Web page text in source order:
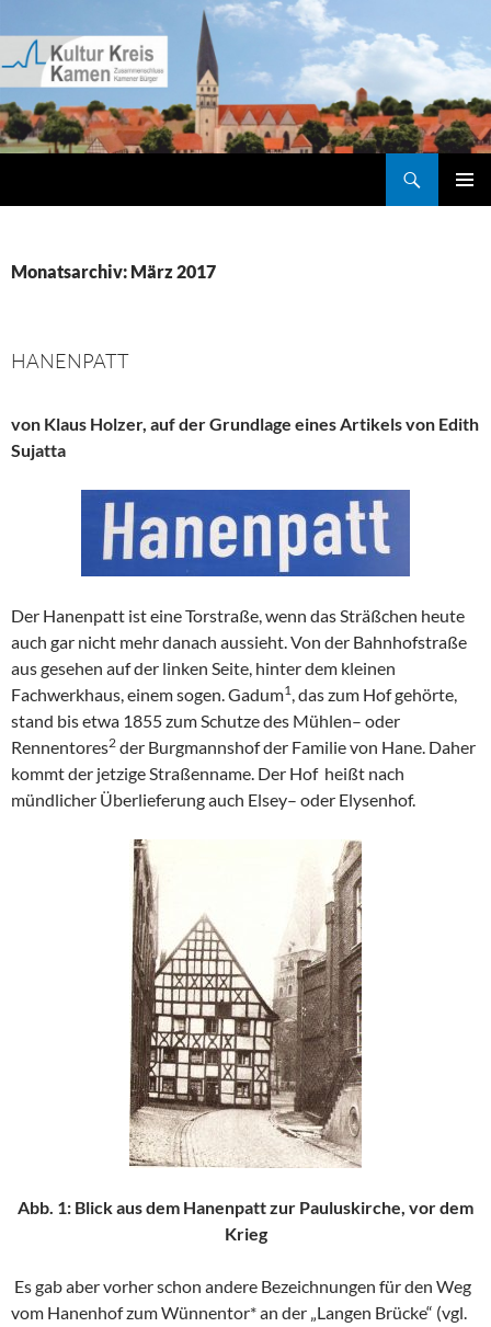
Inhalt
springen
Monatsarchiv: März 2017
HANENPATT
von Klaus Holzer, auf der Grundlage eines Artikels von Edith
Sujatta
Der Hanenpatt ist eine Torstraße, wenn das Sträßchen heute
auch gar nicht mehr danach aussieht. Von der Bahnhofstraße
aus gesehen auf der linken Seite, hinter dem kleinen
Fachwerkhaus, einem sogen. Gadum1, das zum Hof gehörte,
stand bis etwa 1855 zum Schutze des Mühlen– oder
Rennentores2 der Burgmannshof der Familie von Hane. Daher
kommt der jetzige Straßenname. Der Hof heißt nach
mündlicher Überlieferung auch Elsey– oder Elysenhof.
Abb. 1: Blick aus dem Hanenpatt zur Pauluskirche, vor dem
Krieg
Es gab aber vorher schon andere Bezeichnungen für den Weg
vom Hanenhof zum Wünnentor* an der „Langen Brücke“ (vgl.